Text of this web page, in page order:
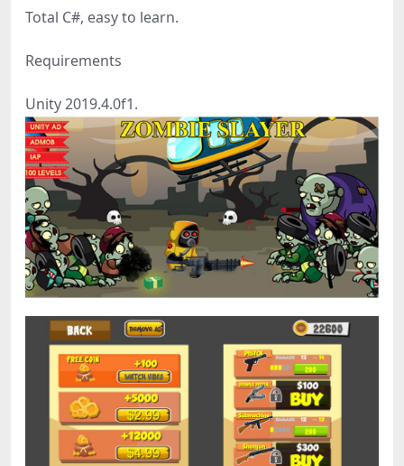
Total C#, easy to learn.
Requirements
Unity 2019.4.0f1.